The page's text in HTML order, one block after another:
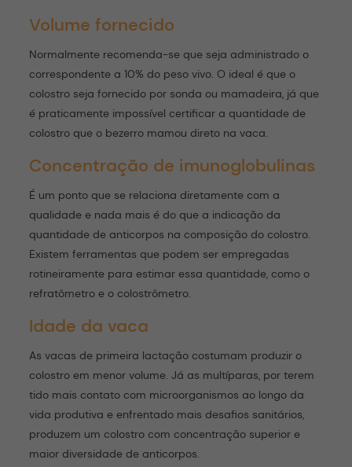
Volume fornecido
Normalmente recomenda-se que seja administrado o
correspondente a 10% do peso vivo. O ideal é que o
colostro seja fornecido por sonda ou mamadeira, já que
é praticamente impossível certificar a quantidade de
colostro que o bezerro mamou direto na vaca.
Concentração de imunoglobulinas
É um ponto que se relaciona diretamente com a
qualidade e nada mais é do que a indicação da
quantidade de anticorpos na composição do colostro.
Existem ferramentas que podem ser empregadas
rotineiramente para estimar essa quantidade, como o
refratômetro e o colostrômetro.
Idade da vaca
As vacas de primeira lactação costumam produzir o
colostro em menor volume. Já as multíparas, por terem
tido mais contato com microorganismos ao longo da
vida produtiva e enfrentado mais desafios sanitários,
produzem um colostro com concentração superior e
maior diversidade de anticorpos.